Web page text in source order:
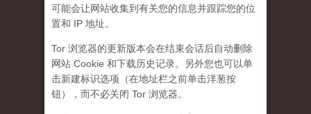
可能会让网站收集到有关您的信息并跟踪您的位
置和 IP 地址。
Tor 浏览器的更新版本会在结束会话后自动删除
网站 Cookie 和下载历史记录。另外您也可以单
击新建标识选项（在地址栏之前单击洋葱按
钮），而不必关闭 Tor 浏览器。